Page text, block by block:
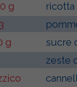
g
ricotta
3
g
sucre
zeste